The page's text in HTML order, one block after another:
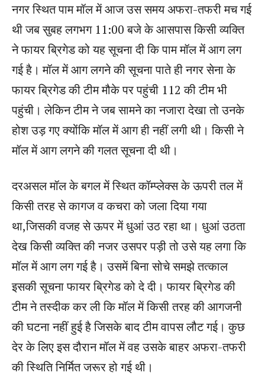
नगर स्थित पाम मॉल में आज उस समय अफरा-तफरी मच गई
थी जब सुबह लगभग 11:00 बजे के आसपास किसी व्यक्ति
ने फायर ब्रिगेड को यह सूचना दी कि पाम मॉल में आग लग
गई है। मॉल में आग लगने की सूचना पाते ही नगर सेना के
फायर ब्रिगेड की टीम मौके पर पहुंची 112 की टीम भी
पहुंची। लेकिन टीम ने जब सामने का नजारा देखा तो उनके
होश उड़ गए क्योंकि मॉल में आग ही नहीं लगी थी। किसी ने
मॉल में आग लगने की गलत सूचना दी थी।
दरअसल मॉल के बगल में स्थित कॉम्प्लेक्स के ऊपरी तल में
किसी तरह से कागज व कचरा को जला दिया गया
था,जिसकी वजह से ऊपर में धुआं उठ रहा था। धुआं उठता
देख किसी व्यक्ति की नजर उसपर पड़ी तो उसे यह लगा कि
मॉल में आग लग गई है। उसमें बिना सोचे समझे तत्काल
इसकी सूचना फायर ब्रिगेड को दे दी। फायर ब्रिगेड की
टीम ने तस्दीक कर ली कि मॉल में किसी तरह की आगजनी
की घटना नहीं हुई है जिसके बाद टीम वापस लौट गई। कुछ
देर के लिए इस दौरान मॉल में वह उसके बाहर अफरा-तफरी
की स्थिति निर्मित जरूर हो गई थी।